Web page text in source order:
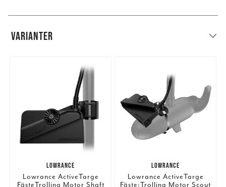
VARIANTER
LOWRANCE
Lowrance ActiveTarge
FästeTrolling Motor Shaft
LOWRANCE
Lowrance ActiveTarge
Fäste:Trolling Motor Scout